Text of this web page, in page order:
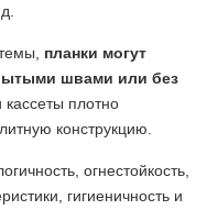
планки могут
швами или без
кассеты плотно
конструкцию.
огнестойкость,
гигиеничность и